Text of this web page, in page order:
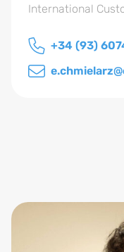
International
+34 (93)